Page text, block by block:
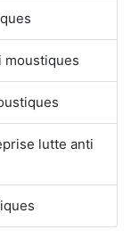
moustiques
lutte anti